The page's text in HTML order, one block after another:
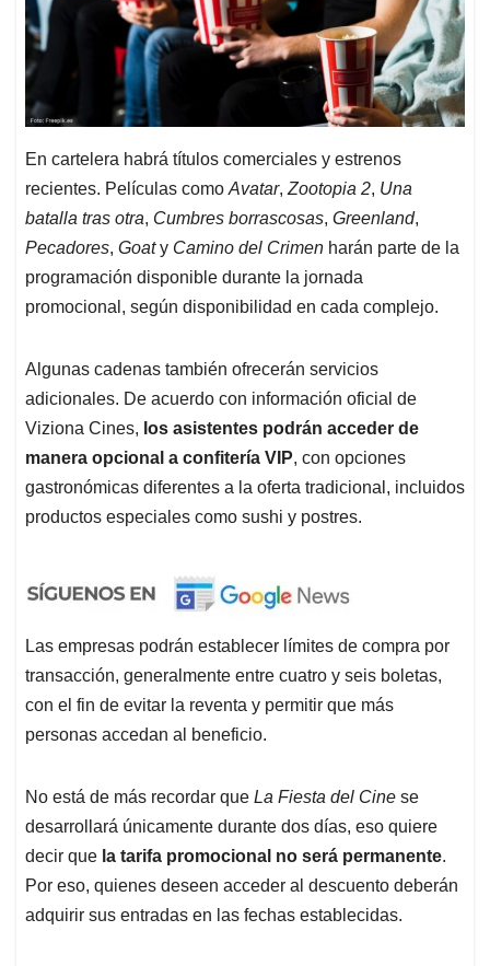
En cartelera habrá títulos comerciales y estrenos
recientes. Películas como Avatar, Zootopia 2, Una
batalla tras otra, Cumbres borrascosas, Greenland,
Pecadores, Goaty Camino del Crimen harán parte de la
programación disponible durante la jornada
promocional, según disponibilidad en cada complejo.
Algunas cadenas también ofrecerán servicios
adicionales. De acuerdo con información oficial de
Viziona Cines, los asistentes podrán acceder de
manera opcional a confitería VIP, con opciones
gastronómicas diferentes a la oferta tradicional, incluidos
productos especiales como sushi y postres.
Las empresas podrán establecer límites de compra por
transacción, generalmente entre cuatro y seis boletas,
con el fin de evitar la reventa y permitir que más
personas accedan al beneficio.
No está de más recordar que La Fiesta del Cine se
desarrollará únicamente durante dos días, eso quiere
decir que la tarifa promocional no será permanente.
Por eso, quienes deseen acceder al descuento deberán
adquirir sus entradas en las fechas establecidas.